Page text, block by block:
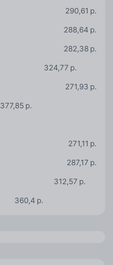
290,61 р.
288,64 р.
282,38 р.
324,77 р.
271,93 р.
377,85 р.
271,11 р.
287,17 р.
312,57 р.
360,4 р.